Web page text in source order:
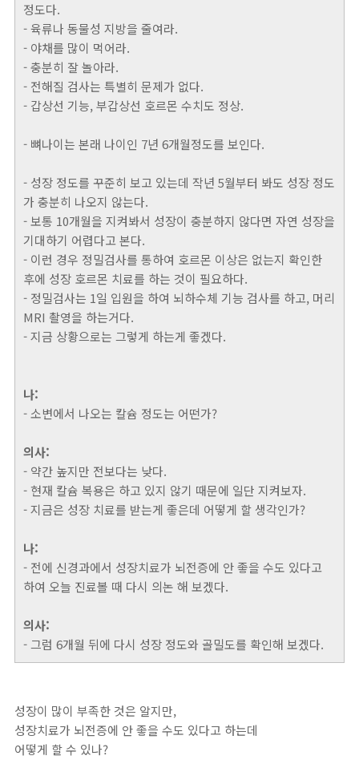
정도다.
- 육류나 동물성 지방을 줄여라.
- 야채를 많이 먹어라.
- 충분히 잘 놀아라.
- 전해질 검사는 특별히 문제가 없다.
- 갑상선 기능, 부갑상선 호르몬 수치도 정상.
- 뼈나이는 본래 나이인 7년 6개월정도를 보인다.
- 성장 정도를 꾸준히 보고 있는데 작년 5월부터 봐도 성장 정도
가 충분히 나오지 않는다.
- 보통 10개월을 지켜봐서 성장이 충분하지 않다면 자연 성장을
기대하기 어렵다고 본다.
- 이런 경우 정밀검사를 통하여 호르몬 이상은 없는지 확인한
후에 성장 호르몬 치료를 하는 것이 필요하다.
- 정밀검사는 1일 입원을 하여 뇌하수체 기능 검사를 하고, 머리
MRI 촬영을 하는거다.
- 지금 상황으로는 그렇게 하는게 좋겠다.
나:
- 소변에서 나오는 칼슘 정도는 어떤가?
의사:
- 약간 높지만 전보다는 낮다.
- 현재 칼슘 복용은 하고 있지 않기 때문에 일단 지켜보자.
- 지금은 성장 치료를 받는게 좋은데 어떻게 할 생각인가?
나:
- 전에 신경과에서 성장치료가 뇌전증에 안 좋을 수도 있다고
하여 오늘 진료볼 때 다시 의논 해 보겠다.
의사:
- 그럼 6개월 뒤에 다시 성장 정도와 골밀도를 확인해 보겠다.
성장이 많이 부족한 것은 알지만,
성장치료가 뇌전증에 안 좋을 수도 있다고 하는데
어떻게 할 수 있나?